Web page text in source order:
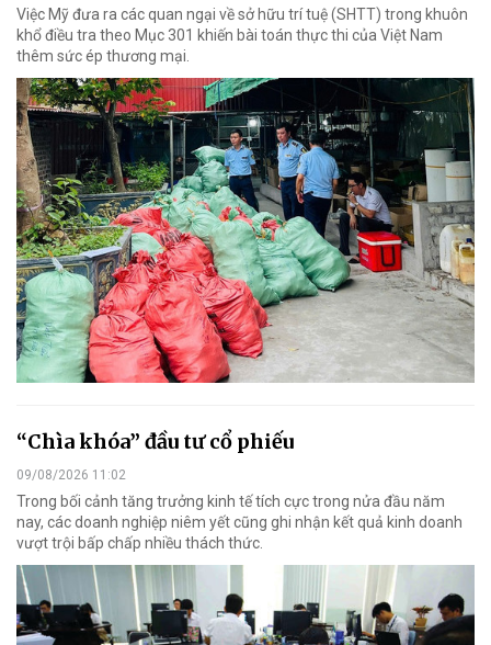
Việc Mỹ đưa ra các quan ngại về sở hữu trí tuệ (SHTT) trong khuôn
khổ điều tra theo Mục 301 khiến bài toán thực thi của Việt Nam
thêm sức ép thương mại.
“Chìa khóa” đầu tư cổ phiếu
09/08/2026 11:02
Trong bối cảnh tăng trưởng kinh tế tích cực trong nửa đầu năm
nay, các doanh nghiệp niêm yết cũng ghi nhận kết quả kinh doanh
vượt trội bấp chấp nhiều thách thức.